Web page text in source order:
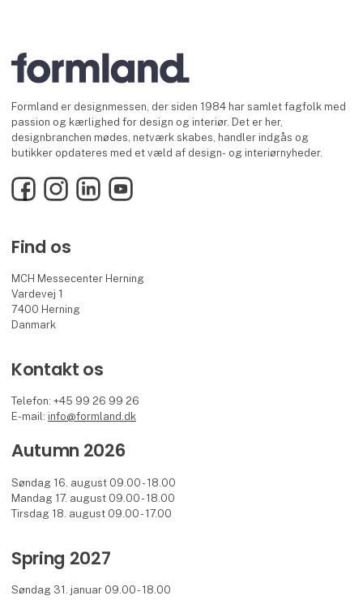
Formland er designmessen, der siden 1984 har samlet fagfolk med
passion og kærlighed for design og interiør. Det er her,
designbranchen mødes, netværk skabes, handler indgås og
butikker opdateres med et væld af design- og interiørnyheder.
FacebookInstagramLinkedInYouTube
Find os
MCH Messecenter Herning
Vardevej 1
7400 Herning
Danmark
Kontakt os
Telefon: +45 99 26 99 26
E-mail: info@formland.dk
Autumn 2026
Søndag 16. august 09.00 - 18.00
Mandag 17. august 09.00 - 18.00
Tirsdag 18. august 09.00 - 17.00
Spring 2027
Søndag 31. januar 09.00 - 18.00